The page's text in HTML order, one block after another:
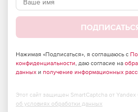
Нажимая «Подписаться», я соглашаюсь с
конфиденциальности, даю согласие на
данных и получение информационных
Этот сайт защищен SmartCaptcha от Yandex
об условиях обработки данных